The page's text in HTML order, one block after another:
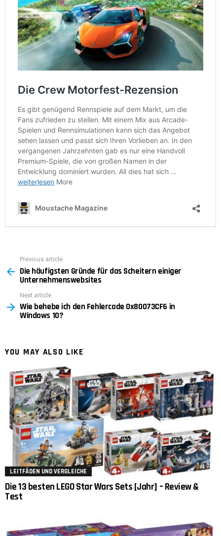
more
Previous article
Die häufigsten Gründe für das Scheitern einiger
Unternehmenswebsites
Next article
Wie behebe ich den Fehlercode 0x80073CF6 in
Windows 10?
YOU MAY ALSO LIKE
LEITFÄDEN UND VERGLEICHE
Die 13 besten LEGO Star Wars Sets [Jahr] – Review &
Test